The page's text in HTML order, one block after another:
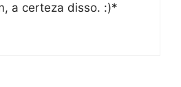
a certeza disso. :)*